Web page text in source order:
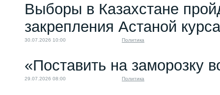
Выборы в Казахстане
закрепления Астаной
30.07.2026 10:00 Политика
«Поставить на заморозку
29.07.2026 08:00 Политика